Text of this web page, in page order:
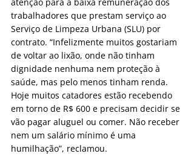
trabalhadores que prestam serviço ao
Serviço de Limpeza Urbana (SLU) por
contrato. “Infelizmente muitos gostariam
de voltar ao lixão, onde não tinham
dignidade nenhuma nem proteção à
saúde, mas pelo menos tinham renda.
Hoje muitos catadores estão recebendo
em torno de R$ 600 e precisam decidir se
vão pagar aluguel ou comer. Não receber
nem um salário mínimo é uma
humilhação”, reclamou.